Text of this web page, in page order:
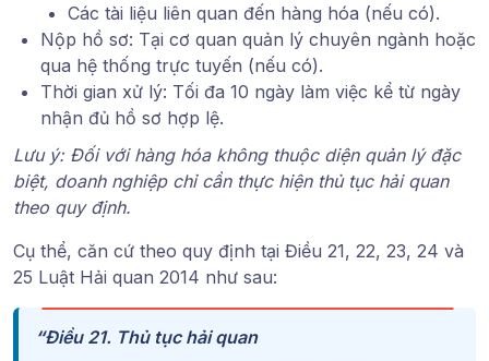
Các tài liệu liên quan đến hàng hóa (nếu có).
Nộp hồ sơ: Tại cơ quan quản lý chuyên ngành hoặc
qua hệ thống trực tuyến (nếu có).
Thời gian xử lý: Tối đa 10 ngày làm việc kể từ ngày
nhận đủ hồ sơ hợp lệ.
Lưu ý: Đối với hàng hóa không thuộc diện quản lý đặc
biệt, doanh nghiệp chỉ cần thực hiện thủ tục hải quan
theo quy định.
Cụ thể, căn cứ theo quy định tại Điều 21, 22, 23, 24 và
25 Luật Hải quan 2014 như sau:
“Điều 21. Thủ tục hải quan